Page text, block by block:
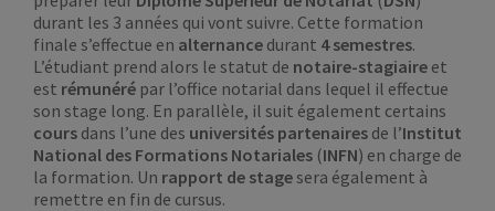
durant les 3 années qui vont suivre. Cette formation
finale s’effectue en alternance durant 4 semestres.
L’étudiant prend alors le statut de notaire-stagiaire et
est rémunéré par l’office notarial dans lequel il effectue
son stage long. En parallèle, il suit également certains
cours dans l’une des universités partenaires de l’Institut
National des Formations Notariales (INFN) en charge de
la formation. Un rapport de stagesera également à
remettre en fin de cursus.